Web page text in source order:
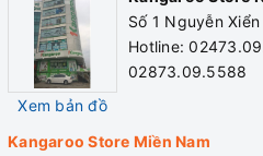
cho sức khỏe.
Nước Hydrogen có tác dụng
thừa trong cơ thể.
Nước Hydrogen chứa các
chất điện giải dạng ion cần
Mg2+, Ca2+, Na+…
Xem bản đồ
Số 1 Nguyễn
Hotline:
02873.09.5588
Kangaroo Store Miền Nam